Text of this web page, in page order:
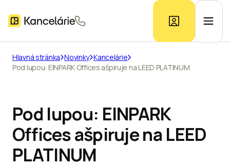
Ponuka kancelárií
Prieskum trhu
Kontakt
Hlavná stránka Novinky Kancelárie
Pod lupou: EINPARK Offices ašpiruje na LEED PLATINUM
Pod lupou: EINPARK
Offices ašpiruje na LEED
PLATINUM